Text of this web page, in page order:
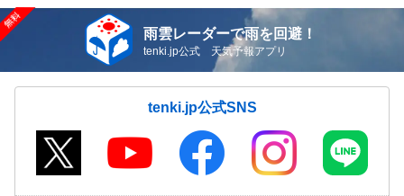
雨雲レーダーで雨を回避！
tenki.jp公式 天気予報アプリ
tenki.jp公式SNS